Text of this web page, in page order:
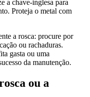
a chave-inglesa para
Proteja o metal com
a rosca: procure por
ou rachaduras.
gasta ou uma
da manutenção.
ou a